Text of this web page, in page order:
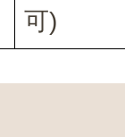
可)